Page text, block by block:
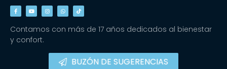
Contamos con más de 17 años dedicados al bienestar
y confort.
BUZÓN DE SUGERENCIAS